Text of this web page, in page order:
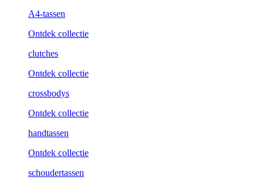
A4-tassen
Ontdek collectie
clutches
Ontdek collectie
crossbodys
Ontdek collectie
handtassen
Ontdek collectie
schoudertassen